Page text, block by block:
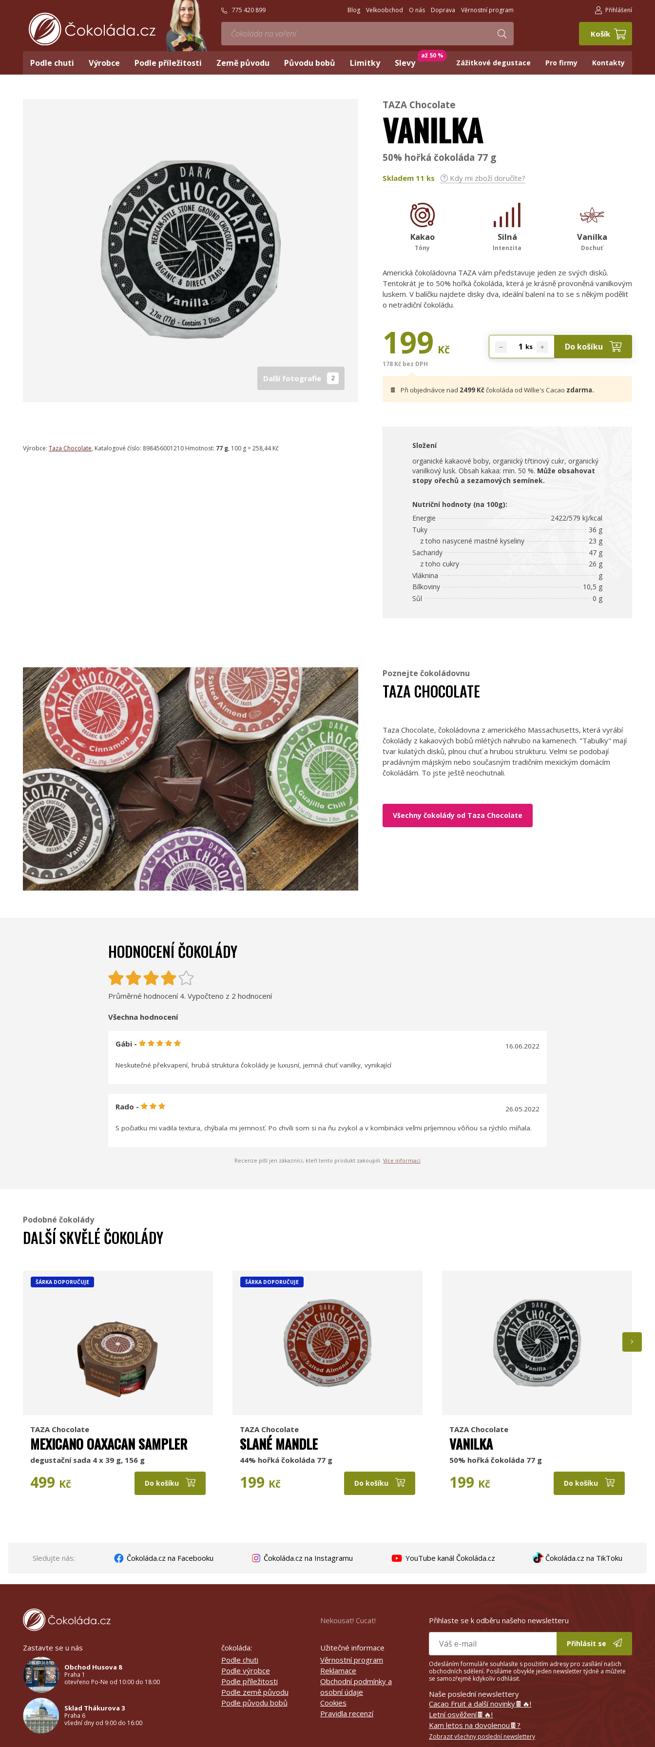
775 420 899 Blog Velkoobchod O nás Doprava Věrnostní program Přihlášení
Košík
Podle chuti Výrobce Podle příležitosti Země původu Původu bobů Limitky Slevy
až 50 %
Zážitkové degustace Pro firmy Kontakty
Další fotografie 2
TAZA Chocolate
VANILKA
50% hořká čokoláda 77 g
Skladem 11 ks Kdy mi zboží doručíte?
Kakao
Tóny
Silná
Intenzita
Vanilka
Dochuť
Americká čokoládovna TAZA vám představuje jeden ze svých disků.
Tentokrát je to 50% hořká čokoláda, která je krásně provoněná vanilkovým
luskem. V balíčku najdete disky dva, ideální balení na to se s někým podělit
o netradiční čokoládu.
199 Kč
178 Kč bez DPH
ks Do košíku
🍫 Při objednávce nad 2499 Kččokoláda od Willie's Cacao zdarma.
Výrobce: Taza Chocolate, Katalogové číslo: 898456001210 Hmotnost: 77 g, 100 g = 258,44 Kč
Složení
organické kakaové boby, organický třtinový cukr, organický
vanilkový lusk. Obsah kakaa: min. 50 %. Může obsahovat
stopy ořechů a sezamových semínek.
Nutriční hodnoty (na 100g):
Energie
2422/579 kJ/kcal
Tuky
36 g
z toho nasycené mastné kyseliny
23 g
Sacharidy
47 g
z toho cukry
26 g
Vláknina
g
Bílkoviny
10,5 g
Sůl
0 g
Poznejte čokoládovnu
TAZA CHOCOLATE
Taza Chocolate, čokoládovna z amerického Massachusetts, která vyrábí
čokolády z kakaových bobů mlétých nahrubo na kamenech. "Tabulky" mají
tvar kulatých disků, plnou chuť a hrubou strukturu. Velmi se podobají
pradávným májským nebo současným tradičním mexickým domácím
čokoládám. To jste ještě neochutnali.
Všechny čokolády od Taza Chocolate
HODNOCENÍ ČOKOLÁDY
Průměrné hodnocení 4. Vypočteno z 2 hodnocení
Všechna hodnocení
Gábi - 16.06.2022
Neskutečné překvapení, hrubá struktura čokolády je luxusní, jemná chuť vanilky, vynikající
Rado - 26.05.2022
S počiatku mi vadila textura, chýbala mi jemnosť. Po chvíli som si na ňu zvykol a v kombinácii veľmi príjemnou vôňou sa rýchlo míňala.
Recenze píší jen zákazníci, kteří tento produkt zakoupili. Více informací
Podobné čokolády
DALŠÍ SKVĚLÉ ČOKOLÁDY
ŠÁRKA DOPORUČUJE
TAZA Chocolate
MEXICANO OAXACAN SAMPLER
degustační sada 4 x 39 g, 156 g
499 Kč Do košíku
ŠÁRKA DOPORUČUJE
TAZA Chocolate
SLANÉ MANDLE
44% hořká čokoláda 77 g
199 Kč Do košíku
TAZA Chocolate
VANILKA
50% hořká čokoláda 77 g
199 Kč Do košíku
Sledujte nás: Čokoláda.cz na Facebooku Čokoláda.cz na Instagramu YouTube kanál Čokoláda.cz Čokoláda.cz na TikToku
Zastavte se u nás
Obchod Husova 8
Praha 1
otevřeno Po-Ne od 10:00 do 18:00
Sklad Thákurova 3
Praha 6
všední dny od 9:00 do 16:00
čokoláda:
Podle chuti
Podle výrobce
Podle příležitosti
Podle země původu
Podle původu bobů
Nekousat! Cucat!
Užitečné informace
Věrnostní program
Reklamace
Obchodní podmínky a
osobní údaje
Cookies
Pravidla recenzí
Přihlaste se k odběru našeho newsletteru
Přihlásit se
Odesláním formuláře souhlasíte s použitím adresy pro zasílání našich
obchodních sdělení. Posíláme obvykle jeden newsletter týdně a můžete
se samozřejmě kdykoliv odhlásit.
Naše poslední newslettery
Cacao Fruit a další novinky🍫🔥!
Letní osvěžení🍫🔥!
Kam letos na dovolenou🍫?
Zobrazit všechny poslední newslettery